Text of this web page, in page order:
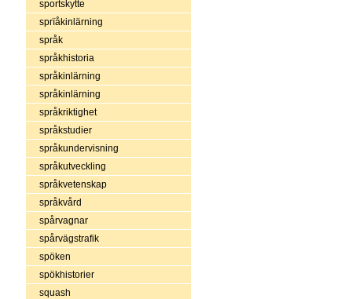
sportskytte
sprïåkinlärning
språk
språkhistoria
språkinlärning
språkinlärning
språkriktighet
språkstudier
språkundervisning
språkutveckling
språkvetenskap
språkvård
spårvagnar
spårvägstrafik
spöken
spökhistorier
squash